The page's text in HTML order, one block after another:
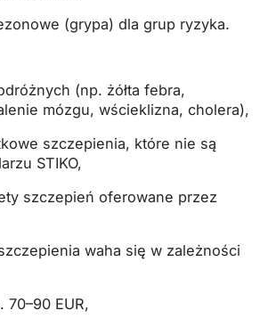
(grypa) dla grup ryzyka.
(np. żółta febra,
mózgu, wścieklizna, cholera),
szczepienia, które nie są
STIKO,
szczepień oferowane przez
waha się w zależności
70–90 EUR,